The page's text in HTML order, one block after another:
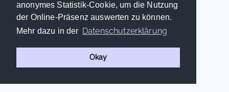
anonymes Statistik-Cookie, um die Nutzung
der Online-Präsenz auswerten zu können.
Mehr dazu in der Datenschutzerklärung
Okay